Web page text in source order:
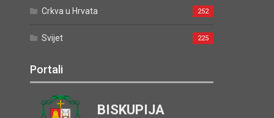
Crkva u Hrvata 252
Svijet 225
Portali
BISKUPIJA